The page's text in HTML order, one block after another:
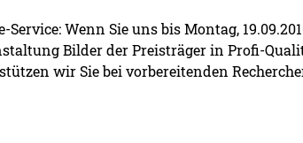
Service: Wenn Sie uns bis Montag,
Bilder der Preisträger in Profi-
wir Sie bei vorbereitenden